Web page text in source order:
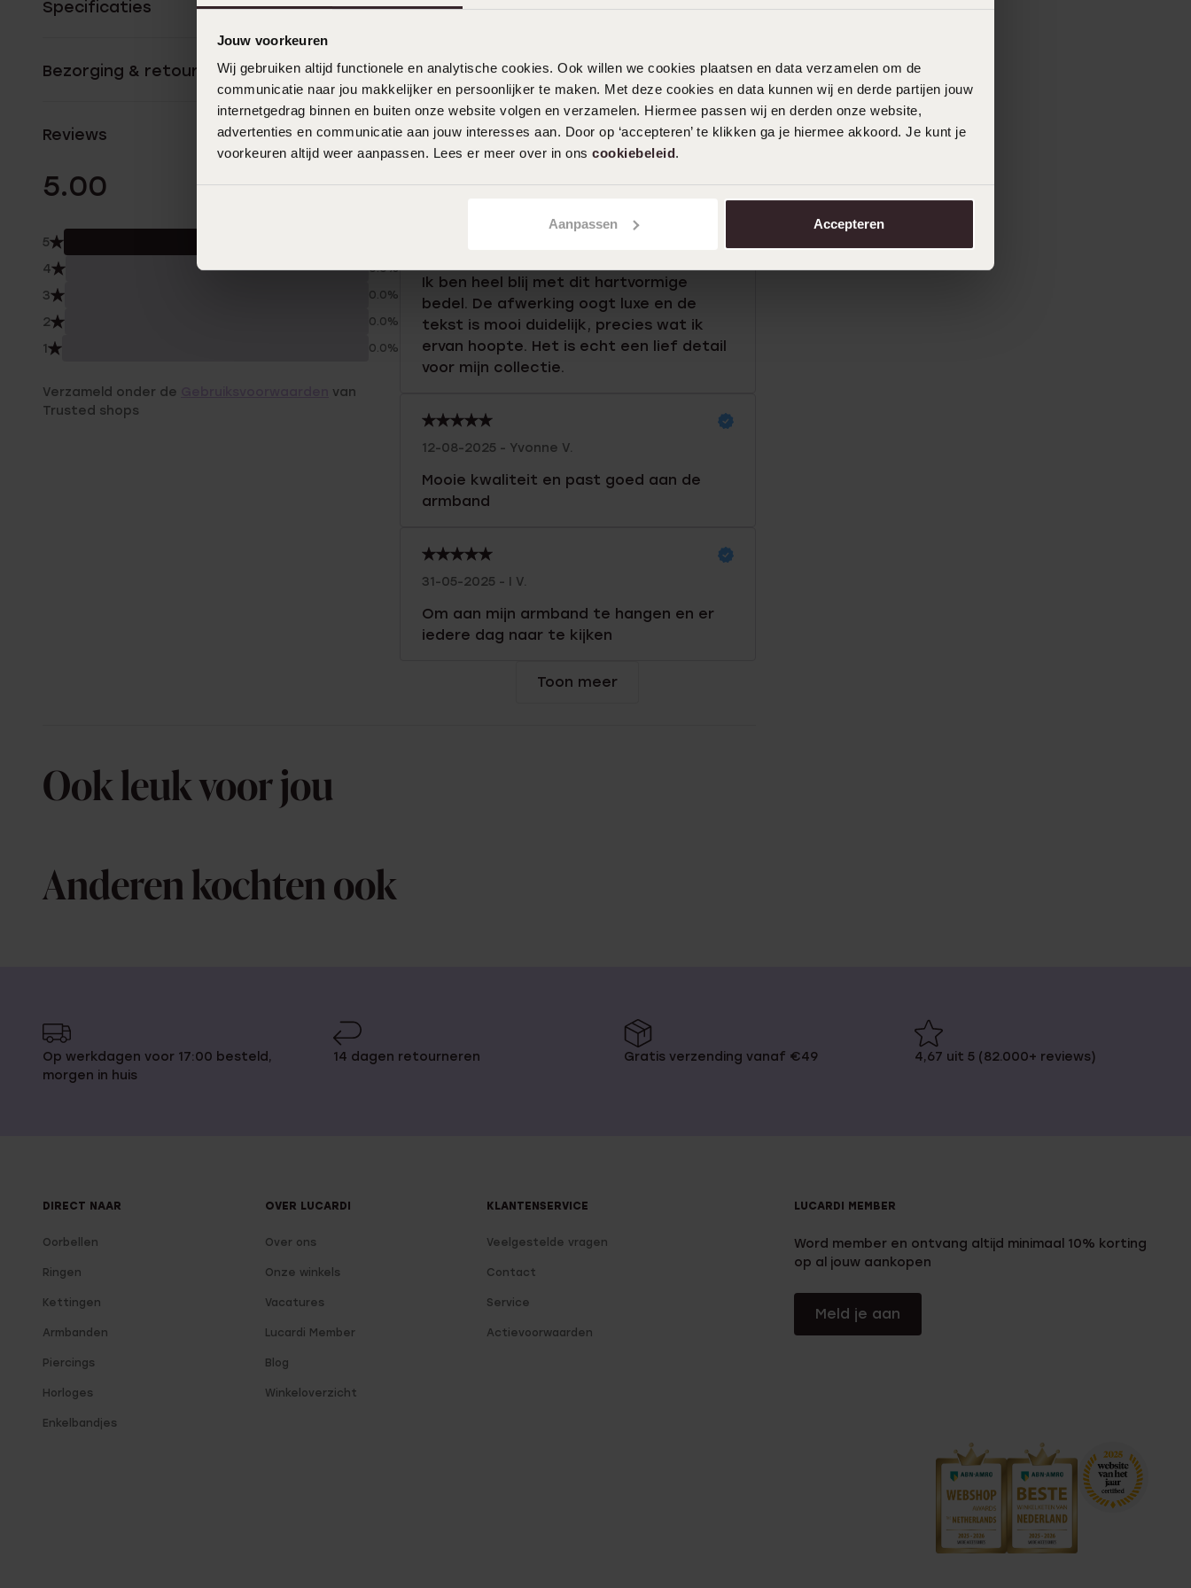
Jouw voorkeuren
Wij gebruiken altijd functionele en analytische cookies. Ook willen we cookies plaatsen en data verzamelen om de
communicatie naar jou makkelijker en persoonlijker te maken. Met deze cookies en data kunnen wij en derde partijen jouw
internetgedrag binnen en buiten onze website volgen en verzamelen. Hiermee passen wij en derden onze website,
advertenties en communicatie aan jouw interesses aan. Door op ‘accepteren’ te klikken ga je hiermee akkoord. Je kunt je
voorkeuren altijd weer aanpassen. Lees er meer over in ons cookiebeleid.
Aanpassen Accepteren
Specificaties
Bezorging & retourneren
Reviews
5.00
5
4 0.0%
3 0.0%
2 0.0%
1 0.0%
Verzameld onder de
van
Trusted shops
Ik ben heel blij met dit hartvormige
bedel. De afwerking oogt luxe en de
tekst is mooi duidelijk, precies wat ik
ervan hoopte. Het is echt een lief detail
voor mijn collectie.
12-08-2025 - Yvonne V.
Mooie kwaliteit en past goed aan de
armband
31-05-2025 - I V.
Om aan mijn armband te hangen en er
iedere dag naar te kijken
Toon meer
Ook leuk voor jou
Anderen kochten ook
Op werkdagen voor 17:00 besteld,
morgen in huis
14 dagen retourneren Gratis verzending vanaf €49 4,67 uit 5 (82.000+ reviews)
DIRECT NAAR
Oorbellen
Ringen
Kettingen
Armbanden
Piercings
Horloges
Enkelbandjes
OVER LUCARDI
Over ons
Onze winkels
Vacatures
Lucardi Member
Blog
Winkeloverzicht
KLANTENSERVICE
Veelgestelde vragen
Contact
Service
Actievoorwaarden
LUCARDI MEMBER
Word member en ontvang altijd minimaal 10% korting
op al jouw aankopen
Meld je aan